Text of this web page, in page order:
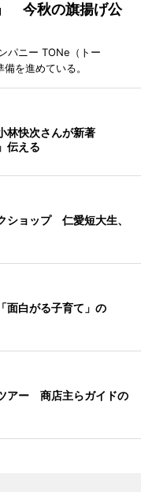
今秋の旗揚げ公
パニー TONe（トー
を進めている。
林快次さんが新著
伝える
ショップ 仁愛短大生、
白がる子育て」の
アー 商店主らガイドの